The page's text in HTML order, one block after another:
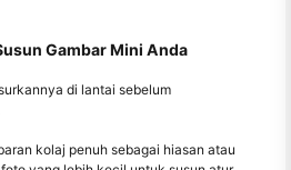
Gambar Mini Anda
di lantai sebelum
kolaj penuh sebagai hiasan atau